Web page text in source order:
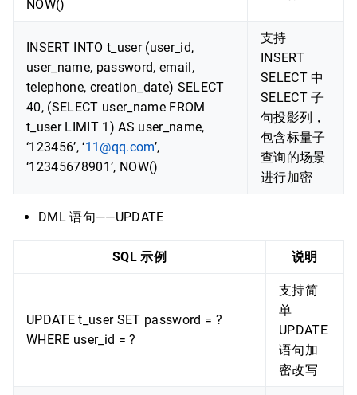
NOW()
INSERT INTO t_user (user_id,
user_name, password, email,
telephone, creation_date) SELECT
40, (SELECT user_name FROM
t_user LIMIT 1) AS user_name,
‘123456’, ‘11@qq.com’,
‘12345678901’, NOW()
支持
INSERT
SELECT 中
SELECT 子
句投影列，
包含标量子
查询的场景
进行加密
DML 语句——UPDATE
SQL 示例 说明
UPDATE t_user SET password = ?
WHERE user_id = ?
支持简
单
UPDATE
语句加
密改写